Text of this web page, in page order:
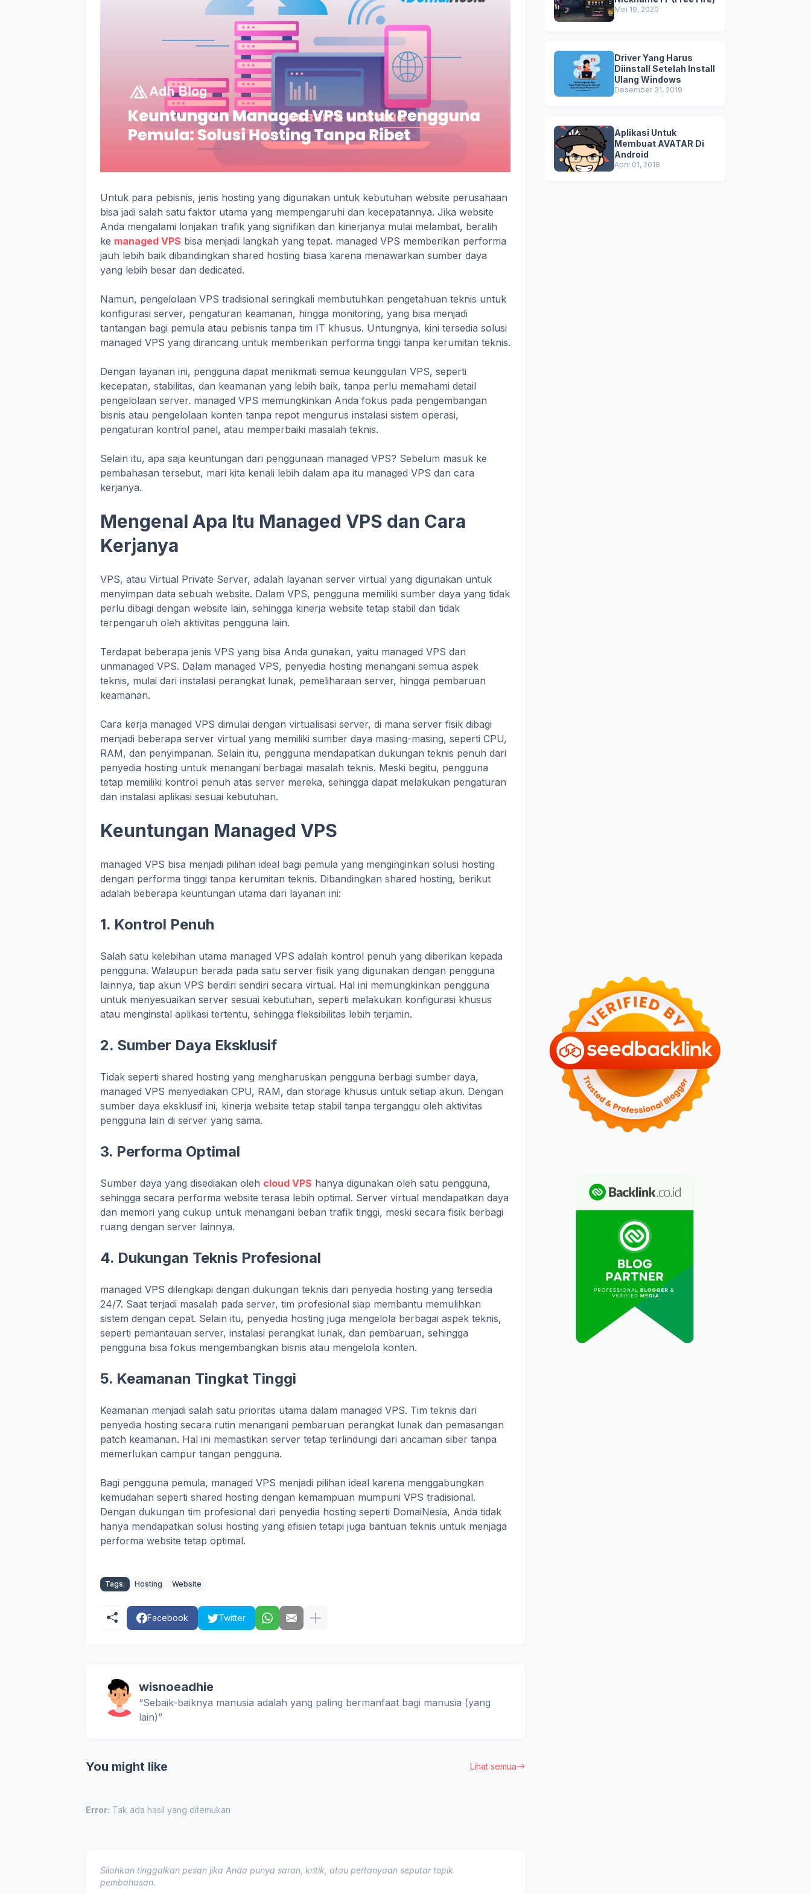
Untuk para pebisnis, jenis hosting yang digunakan untuk kebutuhan website perusahaan
bisa jadi salah satu faktor utama yang mempengaruhi dan kecepatannya. Jika website
Anda mengalami lonjakan trafik yang signifikan dan kinerjanya mulai melambat, beralih
ke managed VPS bisa menjadi langkah yang tepat. managed VPS memberikan performa
jauh lebih baik dibandingkan shared hosting biasa karena menawarkan sumber daya
yang lebih besar dan dedicated.
Namun, pengelolaan VPS tradisional seringkali membutuhkan pengetahuan teknis untuk
konfigurasi server, pengaturan keamanan, hingga monitoring, yang bisa menjadi
tantangan bagi pemula atau pebisnis tanpa tim IT khusus. Untungnya, kini tersedia solusi
managed VPS yang dirancang untuk memberikan performa tinggi tanpa kerumitan teknis.
Dengan layanan ini, pengguna dapat menikmati semua keunggulan VPS, seperti
kecepatan, stabilitas, dan keamanan yang lebih baik, tanpa perlu memahami detail
pengelolaan server. managed VPS memungkinkan Anda fokus pada pengembangan
bisnis atau pengelolaan konten tanpa repot mengurus instalasi sistem operasi,
pengaturan kontrol panel, atau memperbaiki masalah teknis.
Selain itu, apa saja keuntungan dari penggunaan managed VPS? Sebelum masuk ke
pembahasan tersebut, mari kita kenali lebih dalam apa itu managed VPS dan cara
kerjanya.
Mengenal Apa Itu Managed VPS dan Cara
Kerjanya
VPS, atau Virtual Private Server, adalah layanan server virtual yang digunakan untuk
menyimpan data sebuah website. Dalam VPS, pengguna memiliki sumber daya yang tidak
perlu dibagi dengan website lain, sehingga kinerja website tetap stabil dan tidak
terpengaruh oleh aktivitas pengguna lain.
Terdapat beberapa jenis VPS yang bisa Anda gunakan, yaitu managed VPS dan
unmanaged VPS. Dalam managed VPS, penyedia hosting menangani semua aspek
teknis, mulai dari instalasi perangkat lunak, pemeliharaan server, hingga pembaruan
keamanan.
Cara kerja managed VPS dimulai dengan virtualisasi server, di mana server fisik dibagi
menjadi beberapa server virtual yang memiliki sumber daya masing-masing, seperti CPU,
RAM, dan penyimpanan. Selain itu, pengguna mendapatkan dukungan teknis penuh dari
penyedia hosting untuk menangani berbagai masalah teknis. Meski begitu, pengguna
tetap memiliki kontrol penuh atas server mereka, sehingga dapat melakukan pengaturan
dan instalasi aplikasi sesuai kebutuhan.
Keuntungan Managed VPS
managed VPS bisa menjadi pilihan ideal bagi pemula yang menginginkan solusi hosting
dengan performa tinggi tanpa kerumitan teknis. Dibandingkan shared hosting, berikut
adalah beberapa keuntungan utama dari layanan ini:
1. Kontrol Penuh
Salah satu kelebihan utama managed VPS adalah kontrol penuh yang diberikan kepada
pengguna. Walaupun berada pada satu server fisik yang digunakan dengan pengguna
lainnya, tiap akun VPS berdiri sendiri secara virtual. Hal ini memungkinkan pengguna
untuk menyesuaikan server sesuai kebutuhan, seperti melakukan konfigurasi khusus
atau menginstal aplikasi tertentu, sehingga fleksibilitas lebih terjamin.
2. Sumber Daya Eksklusif
Tidak seperti shared hosting yang mengharuskan pengguna berbagi sumber daya,
managed VPS menyediakan CPU, RAM, dan storage khusus untuk setiap akun. Dengan
sumber daya eksklusif ini, kinerja website tetap stabil tanpa terganggu oleh aktivitas
pengguna lain di server yang sama.
3. Performa Optimal
Sumber daya yang disediakan oleh cloud VPS hanya digunakan oleh satu pengguna,
sehingga secara performa website terasa lebih optimal. Server virtual mendapatkan daya
dan memori yang cukup untuk menangani beban trafik tinggi, meski secara fisik berbagi
ruang dengan server lainnya.
4. Dukungan Teknis Profesional
managed VPS dilengkapi dengan dukungan teknis dari penyedia hosting yang tersedia
24/7. Saat terjadi masalah pada server, tim profesional siap membantu memulihkan
sistem dengan cepat. Selain itu, penyedia hosting juga mengelola berbagai aspek teknis,
seperti pemantauan server, instalasi perangkat lunak, dan pembaruan, sehingga
pengguna bisa fokus mengembangkan bisnis atau mengelola konten.
5. Keamanan Tingkat Tinggi
Keamanan menjadi salah satu prioritas utama dalam managed VPS. Tim teknis dari
penyedia hosting secara rutin menangani pembaruan perangkat lunak dan pemasangan
patch keamanan. Hal ini memastikan server tetap terlindungi dari ancaman siber tanpa
memerlukan campur tangan pengguna.
Bagi pengguna pemula, managed VPS menjadi pilihan ideal karena menggabungkan
kemudahan seperti shared hosting dengan kemampuan mumpuni VPS tradisional.
Dengan dukungan tim profesional dari penyedia hosting seperti DomaiNesia, Anda tidak
hanya mendapatkan solusi hosting yang efisien tetapi juga bantuan teknis untuk menjaga
performa website tetap optimal.
Tags: Hosting Website
Facebook Twitter
wisnoeadhie
“Sebaik-baiknya manusia adalah yang paling bermanfaat bagi manusia (yang
lain)”
You might like Lihat semua
Error: Tak ada hasil yang ditemukan
Silahkan tinggalkan pesan jika Anda punya saran, kritik, atau pertanyaan seputar topik
pembahasan.
Mei 19, 2020
Driver Yang Harus
Diinstall Setelah Install
Ulang Windows
Desember 31, 2019
Aplikasi Untuk
Membuat AVATAR Di
Android
April 01, 2018